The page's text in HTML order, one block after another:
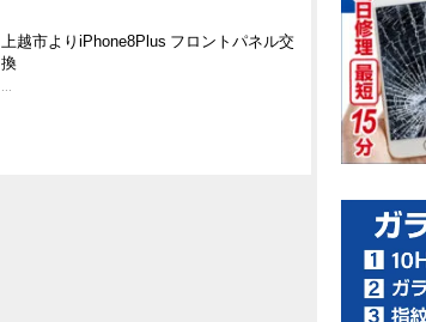
上越市よりiPhone8Plus フロントパネル交
換